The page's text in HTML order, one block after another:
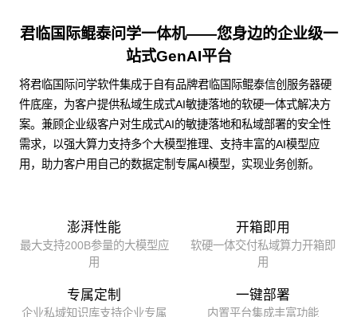
君临国际鲲泰问学一体机——您身边的企业级一
站式GenAI平台
将君临国际问学软件集成于自有品牌君临国际鲲泰信创服务器硬
件底座，为客户提供私域生成式AI敏捷落地的软硬一体式解决方
案。兼顾企业级客户对生成式AI的敏捷落地和私域部署的安全性
需求，以强大算力支持多个大模型推理、支持丰富的AI模型应
用，助力客户用自己的数据定制专属AI模型，实现业务创新。
澎湃性能
最大支持200B参量的大模型应
用
开箱即用
软硬一体交付私域算力开箱即
用
专属定制
企业私域知识库支持企业专属
一键部署
内置平台集成丰富功能